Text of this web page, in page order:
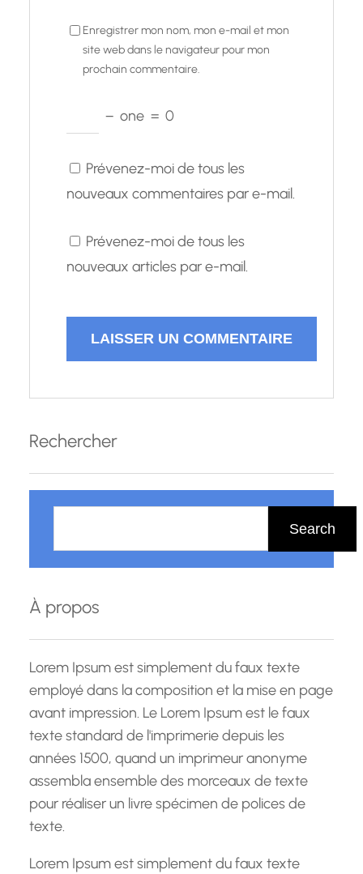
Enregistrer mon nom, mon e-mail et mon
site web dans le navigateur pour mon
prochain commentaire.
− one = 0
Prévenez-moi de tous les
nouveaux commentaires par e-mail.
Prévenez-moi de tous les
nouveaux articles par e-mail.
Rechercher
h
r
c
h
Search
À propos
Lorem Ipsum est simplement du faux texte
employé dans la composition et la mise en page
avant impression. Le Lorem Ipsum est le faux
texte standard de l'imprimerie depuis les
années 1500, quand un imprimeur anonyme
assembla ensemble des morceaux de texte
pour réaliser un livre spécimen de polices de
texte.
Lorem Ipsum est simplement du faux texte